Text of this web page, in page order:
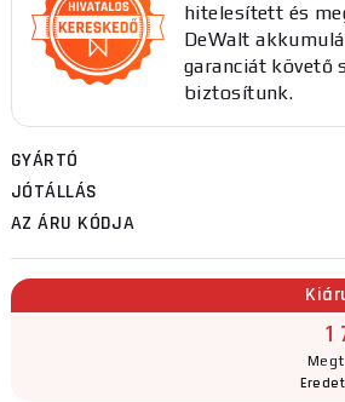
hitelesített és
DeWalt
garanciát követő
biztosítunk.
GYÁRTÓ
JÓTÁLLÁS
AZ ÁRU KÓDJA
1